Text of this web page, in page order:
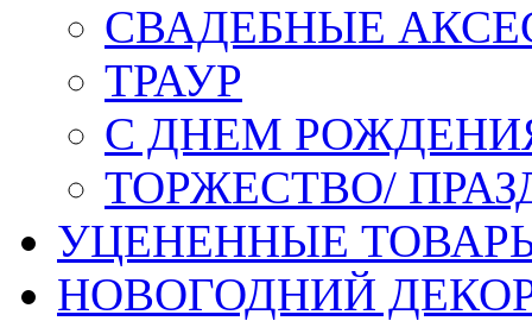
СВАДЕБНЫЕ
ТРАУР
С ДНЕМ
ТОРЖЕСТВО/
УЦЕНЕННЫЕ
НОВОГОДНИЙ